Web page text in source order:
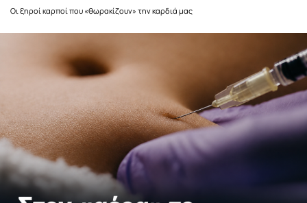
Οι ξηροί καρποί που «θωρακίζουν» την καρδιά μας